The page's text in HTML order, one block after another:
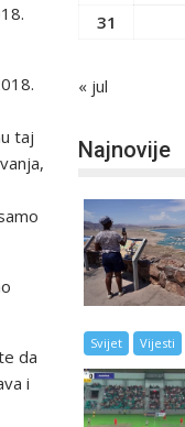
taj
da
i
31
« jul
Najnovije
Svijet Vijesti